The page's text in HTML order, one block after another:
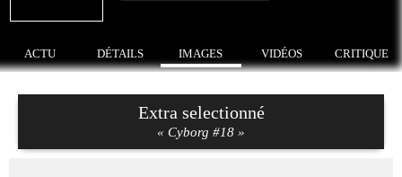
ACTU DÉTAILS IMAGES VIDÉOS CRITIQUE
Extra selectionné
« Cyborg #18 »